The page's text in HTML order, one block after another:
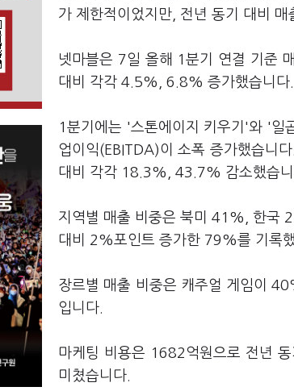
가 제한적이었지만, 전년 동기 대비 매
넷마블은 7일 올해 1분기 연결 기준
대비 각각 4.5%, 6.8% 증가했습니다
1분기에는 '스톤에이지 키우기'와 '일
업이익(EBITDA)이 소폭 증가했습니
대비 각각 18.3%, 43.7% 감소했습니
지역별 매출 비중은 북미 41%, 한국
대비 2%포인트 증가한 79%를 기록
장르별 매출 비중은 캐주얼 게임이
입니다.
마케팅 비용은 1682억원으로 전년
미쳤습니다.